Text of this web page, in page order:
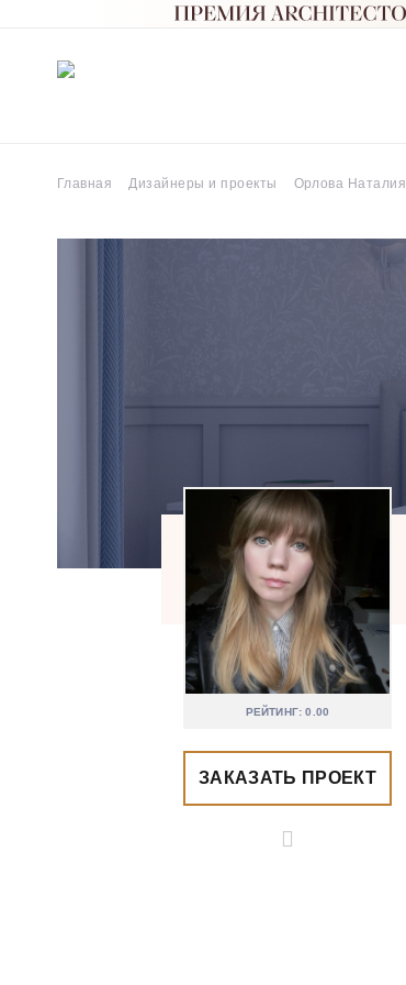
Главная Дизайнеры и проекты Орлова Наталия
РЕЙТИНГ: 0.00
ЗАКАЗАТЬ ПРОЕКТ